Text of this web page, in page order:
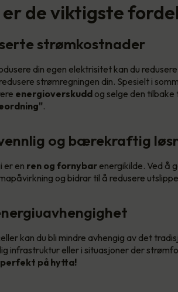
er de viktigste
strømkostnader
din egen elektrisitet kan du
strømregningen din. Spesielt i
energioverskudd og selge den
.
og bærekraftig
er en ren og fornybar energikilde. Ved å
og bidrar til å redusere
kan du bli mindre avhengig av det
infrastruktur eller i situasjoner der
perfekt på hytta!